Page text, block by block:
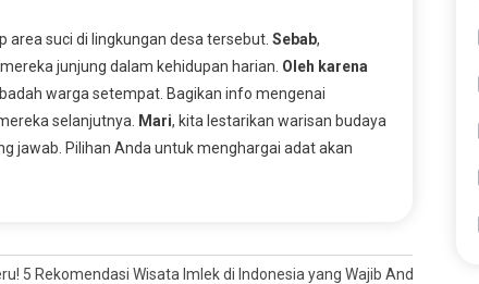
suci di lingkungan desa tersebut. Sebab,
junjung dalam kehidupan harian. Oleh karena
warga setempat. Bagikan info mengenai
selanjutnya. Mari, kita lestarikan warisan budaya
jawab. Pilihan Anda untuk menghargai adat akan
5 Rekomendasi Wisata Imlek di Indonesia yang Wajib Anda Kunjungi